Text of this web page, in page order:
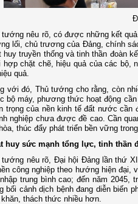
tướng nêu rõ, có được những kết
lối, chủ trương của Đảng, chính
huy truyền thống và tinh thần đoàn
hợp chặt chẽ, hiệu quả của các bộ,
quả.
với đó, Thủ tướng cho rằng, còn
bộ máy, phương thức hoạt động
trọng của nền kinh tế đất nước
nghiệp chưa được đề cao. Cần
thúc đẩy phát triển bền vững
huy sức mạnh tổng lực, tinh thần
tướng nêu rõ, Đại hội Đảng lần thứ
công nghiệp theo hướng hiện đại,
trung bình cao; đến năm
bối cảnh dịch bệnh đang diễn biến
thách thức nhiều hơn.